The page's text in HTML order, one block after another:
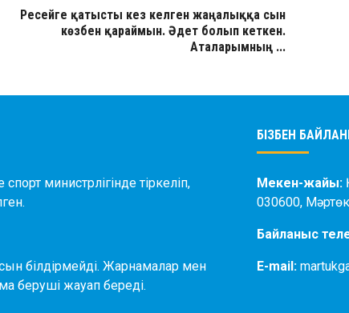
Ресейге қатысты кез келген жаңалыққа сын
көзбен қараймын. Әдет болып кеткен.
Аталарымның ...
министрлігінде тіркеліп,
білдірмейді. Жарнамалар мен
беруші жауап береді.
БІЗБЕН
Мекен-жайы:
030600,
Байланыс
E-mail: